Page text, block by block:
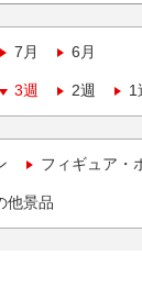
7月 6月
3週 2週 1
フィギュア・
他景品